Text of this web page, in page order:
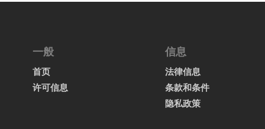
一般
首页
许可信息
信息
法律信息
条款和条件
隐私政策